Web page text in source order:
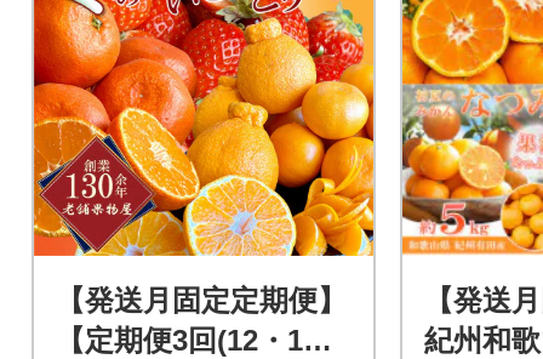
【発送月固定定期便】
【定期便3回(12・1・2
【発送
紀州和